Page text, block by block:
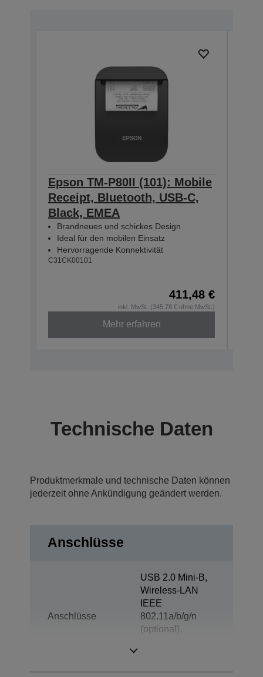
Epson TM-P80II (101): Mobile
Receipt, Bluetooth, USB-C,
Black, EMEA
Brandneues und schickes Design
Ideal für den mobilen Einsatz
Hervorragende Konnektivität
C31CK00101
411,48 €
inkl. MwSt. (345,78 € ohne MwSt.)
Mehr erfahren
Technische Daten
Produktmerkmale und technische Daten können
jederzeit ohne Ankündigung geändert werden.
Anschlüsse
Anschlüsse
USB 2.0 Mini-B,
Wireless-LAN
IEEE
802.11a/b/g/n
(optional),